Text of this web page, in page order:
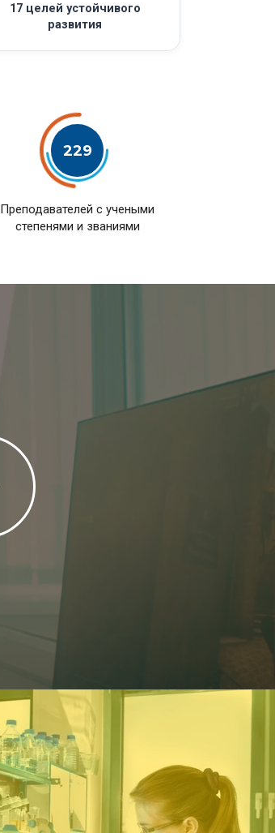
17 целей устойчивого
развития
229
Преподавателей с учеными
степенями и званиями